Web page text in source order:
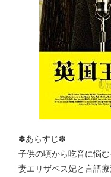
✽あらすじ✽
子供の頃から吃音に悩
妻エリザベス妃と言語